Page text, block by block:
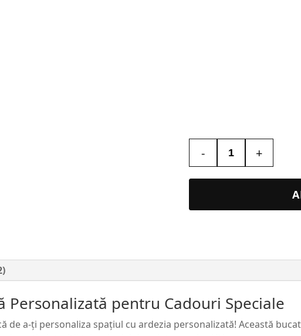
-
Tablou
Religios
+
Personalizată pentru Cadouri Speciale
de a-ți personaliza spațiul cu ardezia personalizată! Această